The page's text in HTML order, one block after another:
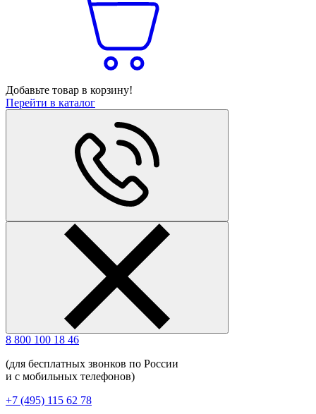
Добавьте товар в корзину!
Перейти в каталог
8 800 100 18 46
(для бесплатных звонков по России
и с мобильных телефонов)
+7 (495) 115 62 78